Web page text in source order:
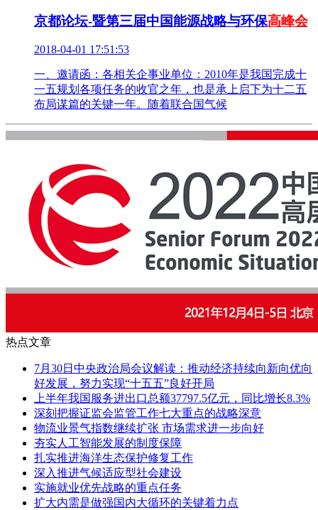
京都论坛-暨第三届中国能源战略与环保高峰会
2018-04-01 17:51:53
一、邀请函：各相关企事业单位：2010年是我国完成十
一五规划各项任务的收官之年，也是承上启下为十二五
布局谋篇的关键一年。随着联合国气候
热点文章
7月30日中央政治局会议解读：推动经济持续向新向优向
好发展，努力实现“十五五”良好开局
上半年我国服务进出口总额37797.5亿元，同比增长8.3%
深刻把握证监会监管工作七大重点的战略深意
物流业景气指数继续扩张 市场需求进一步向好
夯实人工智能发展的制度保障
扎实推进海洋生态保护修复工作
深入推进气候适应型社会建设
实施就业优先战略的重点任务
扩大内需是做强国内大循环的关键着力点